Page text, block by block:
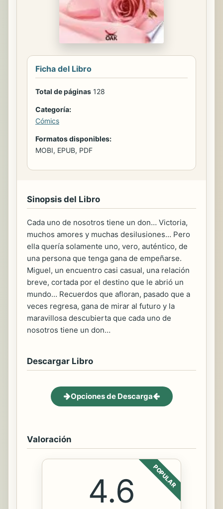
Ficha del Libro
Total de páginas 128
Categoría:
Cómics
Formatos disponibles:
MOBI, EPUB, PDF
Sinopsis del Libro
Cada uno de nosotros tiene un don… Victoria,
muchos amores y muchas desilusiones… Pero
ella quería solamente uno, vero, auténtico, de
una persona que tenga gana de empeñarse.
Miguel, un encuentro casi casual, una relación
breve, cortada por el destino que le abrió un
mundo… Recuerdos que afloran, pasado que a
veces regresa, gana de mirar al futuro y la
maravillosa descubierta que cada uno de
nosotros tiene un don…
Descargar Libro
Opciones de Descarga
Valoración
POPULAR
4.6